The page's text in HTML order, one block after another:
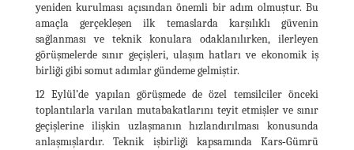
yeniden kurulması açısından önemli bir adım olmuştur. Bu
amaçla gerçekleşen ilk temaslarda karşılıklı güvenin
sağlanması ve teknik konulara odaklanılırken, ilerleyen
görüşmelerde sınır geçişleri, ulaşım hatları ve ekonomik iş
birliği gibi somut adımlar gündeme gelmiştir.
12 Eylül’de yapılan görüşmede de özel temsilciler önceki
toplantılarla varılan mutabakatlarını teyit etmişler ve sınır
geçişlerine ilişkin uzlaşmanın hızlandırılması konusunda
anlaşmışlardır. Teknik işbirliği kapsamında Kars‑Gümrü